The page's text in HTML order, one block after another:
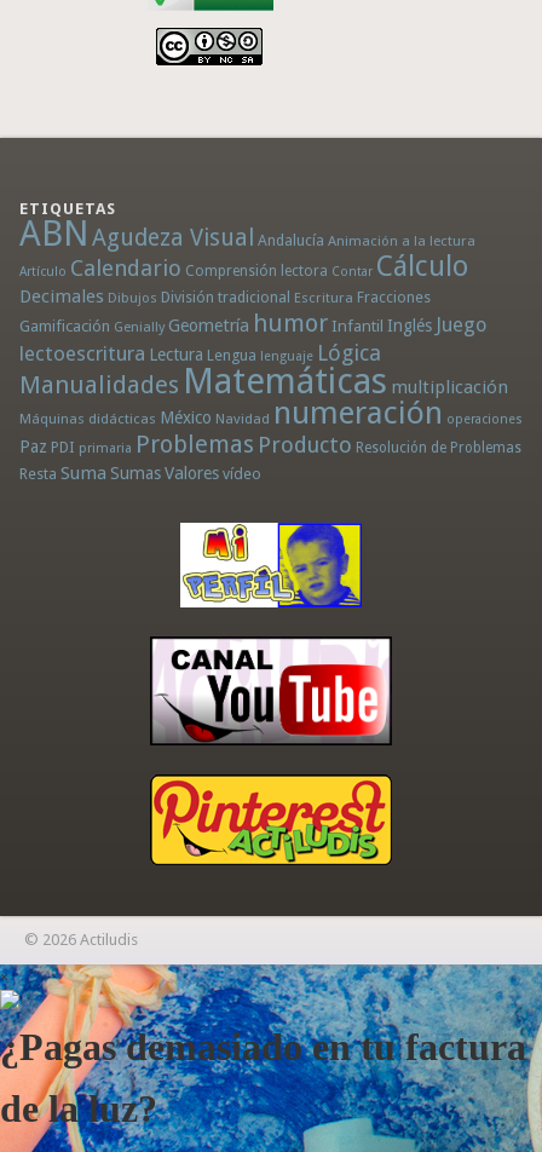
ETIQUETAS
ABN Agudeza Visual Andalucía Animación a la lectura
Artículo Calendario Comprensión lectora Contar Cálculo
Decimales Dibujos División tradicional Escritura Fracciones
Gamificación Genially Geometría humor Infantil Inglés Juego
lectoescritura Lectura Lengua lenguaje Lógica
Manualidades Matemáticas multiplicación
Máquinas didácticas México Navidad numeración operaciones
Paz PDI primaria Problemas Producto Resolución de Problemas
Resta Suma Sumas Valores vídeo
© 2026 Actiludis
×
¿Pagas demasiado en tu factura
de la luz?